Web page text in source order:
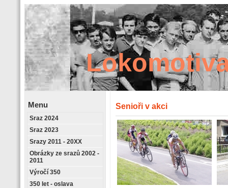
Retrostránky
Menu
Sraz 2024
Sraz 2023
Srazy 2011 - 20XX
Obrázky ze srazů 2002 -
2011
Výročí 350
350 let - oslava
Senioři v akci